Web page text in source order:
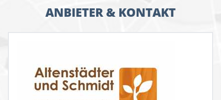
ANBIETER & KONTAKT